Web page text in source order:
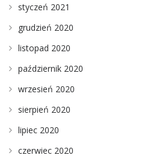
styczeń 2021
grudzień 2020
listopad 2020
październik 2020
wrzesień 2020
sierpień 2020
lipiec 2020
czerwiec 2020